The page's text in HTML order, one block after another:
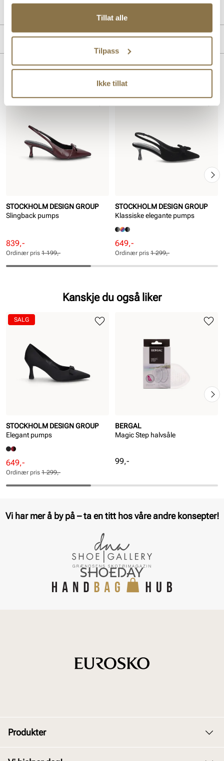
Tillat alle
Tilpass
Ikke tillat
Lev. art. nr
Merke
Lignende produkter
STOCKHOLM DESIGN GROUP
Slingback pumps
Rabattert
pris
Pris
839,-
Ordinær
pris
Pris
Ordinær pris 1 199,-
SALG
STOCKHOLM DESIGN GROUP
Klassiske elegante pumps
Rabattert
pris
Pris
649,-
Ordinær
pris
Pris
Ordinær pris 1 299,-
SALG
Kanskje du også liker
STOCKHOLM DESIGN GROUP
Elegant pumps
Rabattert
pris
Pris
649,-
Ordinær
pris
Pris
Ordinær pris 1 299,-
SALG
BERGAL
Magic Step halvsåle
Pris
99,-
Vi har mer å by på – ta en titt hos våre andre konsepter!
Produkter